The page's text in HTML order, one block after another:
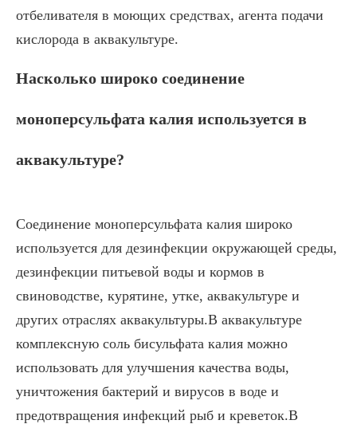
отбеливателя в моющих средствах, агента подачи
кислорода в аквакультуре.
Насколько широко соединение
моноперсульфата калия используется в
аквакультуре?
Соединение моноперсульфата калия широко
используется для дезинфекции окружающей среды,
дезинфекции питьевой воды и кормов в
свиноводстве, курятине, утке, аквакультуре и
других отраслях аквакультуры.В аквакультуре
комплексную соль бисульфата калия можно
использовать для улучшения качества воды,
уничтожения бактерий и вирусов в воде и
предотвращения инфекций рыб и креветок.В